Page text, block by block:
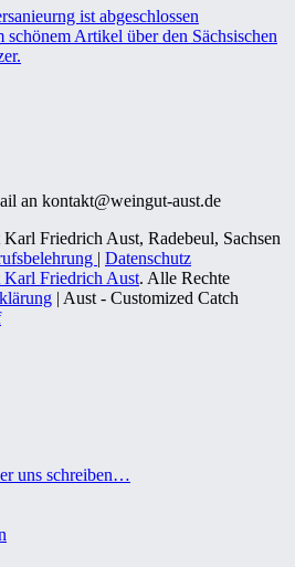
ist abgeschlossen
schönem Artikel über den Sächsischen
an kontakt@weingut-aust.de
Friedrich Aust, Radebeul, Sachsen
| Datenschutz
Karl Friedrich Aust. Alle Rechte
| Aust - Customized Catch
uns schreiben…